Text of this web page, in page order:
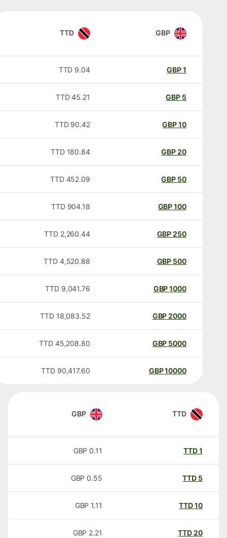
GBP
TTD
GBP
9.04
TTD
GBP
45.21
TTD
GBP
90.42
TTD
20
GBP
180.84
TTD
50
GBP
452.09
TTD
100
GBP
904.18
TTD
250
GBP
2,260.44
TTD
500
GBP
4,520.88
TTD
1000
GBP
9,041.76
TTD
2000
GBP
18,083.52
TTD
5000
GBP
45,208.80
TTD
10000
GBP
90,417.60
TTD
TTD
GBP
TTD
0.11
GBP
TTD
0.55
GBP
TTD
1.11
GBP
20
TTD
2.21
GBP